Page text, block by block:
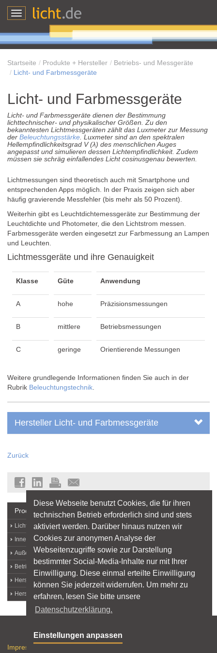
Toggle
Startseite Produkte + Hersteller
Betriebs- und Messgeräte
Licht- und Farbmessgeräte
Licht- und Farbmessgeräte
Licht- und Farbmessgeräte dienen der Bestimmung
lichttechnischer- und physikalischer Größen. Zu den
bekanntesten Lichtmessgeräten zählt das Luxmeter zur Messung
der Beleuchtungsstärke . Luxmeter sind an den spektralen
Hellempfindlichkeitsgrad V (λ) des menschlichen Auges
angepasst und simulieren dessen Lichtempfindlichkeit. Zudem
müssen sie schräg einfallendes Licht cosinusgenau bewerten.
Lichtmessungen sind theoretisch auch mit Smartphone und
entsprechenden Apps möglich. In der Praxis zeigen sich aber
häufig gravierende Messfehler (bis mehr als 50 Prozent).
Weiterhin gibt es Leuchtdichtemessgeräte zur Bestimmung der
Leuchtdichte und Photometer, die den Lichtstrom messen.
Farbmessgeräte werden eingesetzt zur Farbmessung an Lampen
und Leuchten.
Lichtmessgeräte und ihre Genauigkeit
Klasse Güte Anwendung
A hohe Präzisionsmessungen
B mittlere Betriebsmessungen
C geringe Orientierende Messungen
Weitere grundlegende Informationen finden Sie auch in der
Rubrik Beleuchtungstechnik
Hersteller Licht- und Farbmessgeräte
Zurück
Produkte + Hersteller
Lichtquellen
Innenleuchten
Außenleuchten
Betriebs- und Messgeräte
Hersteller von A bis Z
Hersteller-Login
Impressum
Diese Webseite benutzt Cookies, die für ihren
technischen Betrieb erforderlich sind und stets
aktiviert werden. Darüber hinaus nutzen wir
Cookies zur anonymen Analyse der
Webseitenzugriffe sowie zur Darstellung
bestimmter Social-Media-Inhalte nur mit Ihrer
Einwilligung. Diese einmal erteilte Einwilligung
können Sie jederzeit widerrufen. Um mehr zu
erfahren, lesen Sie bitte unsere
Datenschutzerklärung.
Einstellungen anpassen